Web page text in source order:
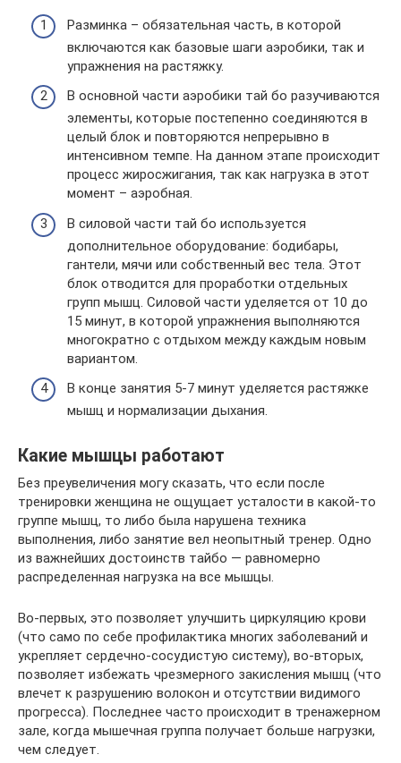
Разминка – обязательная часть, в которой
включаются как базовые шаги аэробики, так и
упражнения на растяжку.
В основной части аэробики тай бо разучиваются
элементы, которые постепенно соединяются в
целый блок и повторяются непрерывно в
интенсивном темпе. На данном этапе происходит
процесс жиросжигания, так как нагрузка в этот
момент – аэробная.
В силовой части тай бо используется
дополнительное оборудование: бодибары,
гантели, мячи или собственный вес тела. Этот
блок отводится для проработки отдельных
групп мышц. Силовой части уделяется от 10 до
15 минут, в которой упражнения выполняются
многократно с отдыхом между каждым новым
вариантом.
В конце занятия 5-7 минут уделяется растяжке
мышц и нормализации дыхания.
Какие мышцы работают
Без преувеличения могу сказать, что если после
тренировки женщина не ощущает усталости в какой-то
группе мышц, то либо была нарушена техника
выполнения, либо занятие вел неопытный тренер. Одно
из важнейших достоинств тайбо — равномерно
распределенная нагрузка на все мышцы.
Во-первых, это позволяет улучшить циркуляцию крови
(что само по себе профилактика многих заболеваний и
укрепляет сердечно-сосудистую систему), во-вторых,
позволяет избежать чрезмерного закисления мышц (что
влечет к разрушению волокон и отсутствии видимого
прогресса). Последнее часто происходит в тренажерном
зале, когда мышечная группа получает больше нагрузки,
чем следует.